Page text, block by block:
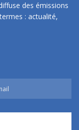
des émissions
: actualité,